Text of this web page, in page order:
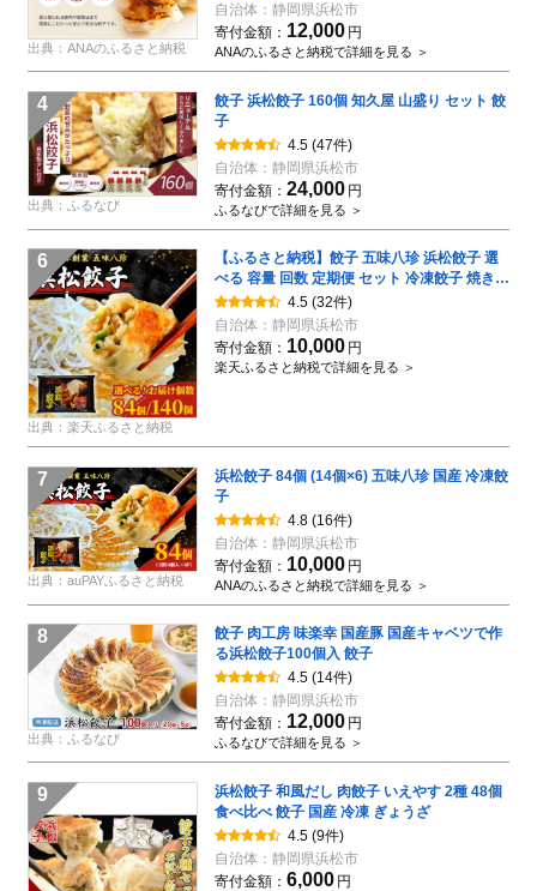
出典：ANAのふるさと納税
自治体： 静岡県浜松市
寄付金額： 12,000 円
ANAのふるさと納税で詳細を見る ＞
4
出典：ふるなび
餃子 浜松餃子 160個 知久屋 山盛り セット 餃
子
4.5 (47件)
自治体： 静岡県浜松市
寄付金額： 24,000 円
ふるなびで詳細を見る ＞
6
出典：楽天ふるさと納税
【ふるさと納税】餃子 五味八珍 浜松餃子 選
べる 容量 回数 定期便 セット 冷凍餃子 焼き餃
子 生餃子 冷凍ギョーザ ギョーザ 惣菜 おかず
おつまみ つまみ ごはんのお供 詰め合わせ 小
分け 国産 冷凍食品 取り寄せ ご当地 ご当地グ
ルメ 静岡県 浜松市
4.5 (32件)
自治体： 静岡県浜松市
寄付金額： 10,000 円
楽天ふるさと納税で詳細を見る ＞
7
出典：auPAYふるさと納税
浜松餃子 84個 (14個×6) 五味八珍 国産 冷凍餃
子
4.8 (16件)
自治体： 静岡県浜松市
寄付金額： 10,000 円
ANAのふるさと納税で詳細を見る ＞
8
出典：ふるなび
餃子 肉工房 味楽幸 国産豚 国産キャベツで作
る浜松餃子100個入 餃子
4.5 (14件)
自治体： 静岡県浜松市
寄付金額： 12,000 円
ふるなびで詳細を見る ＞
9
浜松餃子 和風だし 肉餃子 いえやす 2種 48個
食べ比べ 餃子 国産 冷凍 ぎょうざ
4.5 (9件)
自治体： 静岡県浜松市
寄付金額： 6,000 円